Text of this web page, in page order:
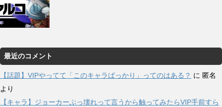
最近のコメント
【話題】VIPやってて「このキャラばっかり」ってのはある？ に 匿名
より
【キャラ】ジョーカーぶっ壊れって言うから触ってみたらVIP手前すら